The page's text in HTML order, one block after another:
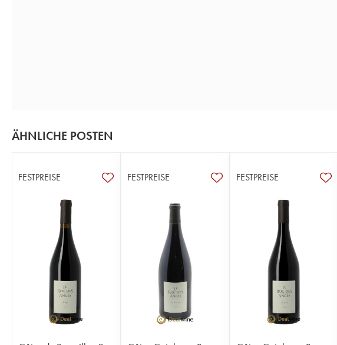
ÄHNLICHE POSTEN
FESTPREISE FESTPREISE FESTPREISE